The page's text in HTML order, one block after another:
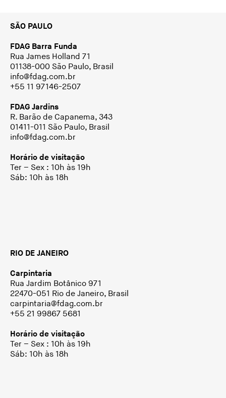
SÃO PAULO
FDAG Barra Funda
Rua James Holland 71
01138-000 São Paulo, Brasil
info@fdag.com.br
+55 11 97146-2507
FDAG Jardins
R. Barão de Capanema, 343
01411-011 São Paulo, Brasil
info@fdag.com.br
Horário de visitação
Ter – Sex : 10h às 19h
Sáb: 10h às 18h
RIO DE JANEIRO
Carpintaria
Rua Jardim Botânico 971
22470-051 Rio de Janeiro, Brasil
carpintaria@fdag.com.br
+55 21 99867 5681
Horário de visitação
Ter – Sex : 10h às 19h
Sáb: 10h às 18h